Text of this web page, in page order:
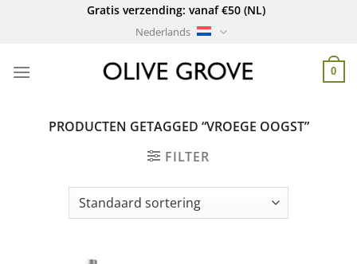
Gratis verzending: vanaf €50 (NL)
Nederlands
0
PRODUCTEN GETAGGED “VROEGE OOGST”
FILTER